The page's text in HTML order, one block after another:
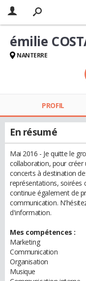
émilie
NANTERRE
PROFIL
En résumé
Mai 2016 - Je quitte le
collaboration, pour créer
concerts à destination
représentations, soirées
continue également de
communication.
d'information.
Mes compétences :
Marketing
Communication
Organisation
Musique